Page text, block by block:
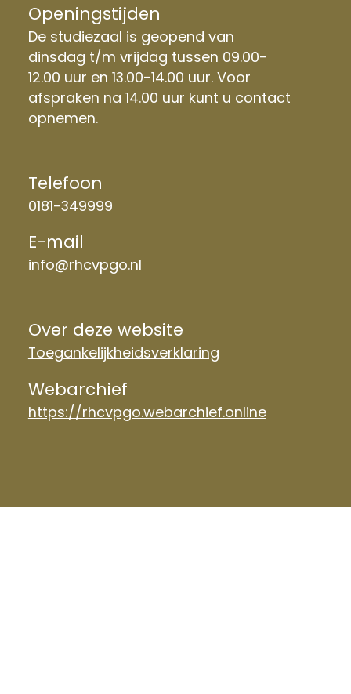
Openingstijden
De studiezaal is geopend van
dinsdag t/m vrijdag tussen 09.00-
12.00 uur en 13.00-14.00 uur. Voor
afspraken na 14.00 uur kunt u contact
opnemen.
Telefoon
0181-349999
E-mail
info@rhcvpgo.nl
Over deze website
Toegankelijkheidsverklaring
Webarchief
https://rhcvpgo.webarchief.online